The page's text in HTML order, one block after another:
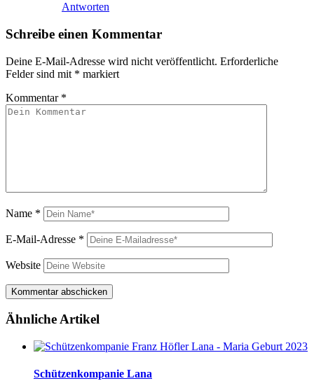
Antworten
Schreibe einen Kommentar
Deine E-Mail-Adresse wird nicht veröffentlicht. Erforderliche
Felder sind mit * markiert
Kommentar *
Name *
E-Mail-Adresse *
Website
Ähnliche Artikel
Schützenkompanie Lana